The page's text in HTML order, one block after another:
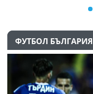
ФУТБОЛ БЪЛГАРИЯ